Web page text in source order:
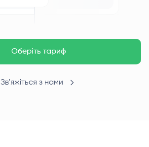
Оберіть тариф
Зв'яжіться з нами